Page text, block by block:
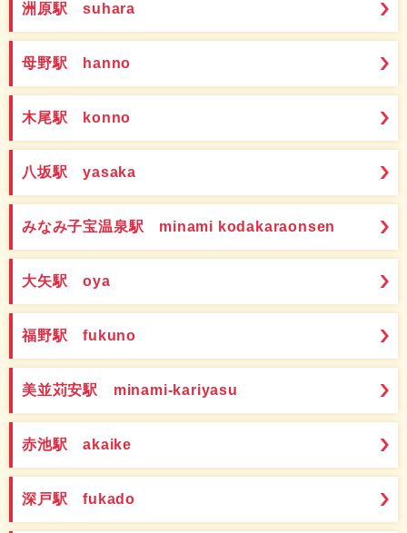
洲原駅 suhara
母野駅 hanno
木尾駅 konno
八坂駅 yasaka
みなみ子宝温泉駅 minami kodakaraonsen
大矢駅 oya
福野駅 fukuno
美並苅安駅 minami-kariyasu
赤池駅 akaike
深戸駅 fukado